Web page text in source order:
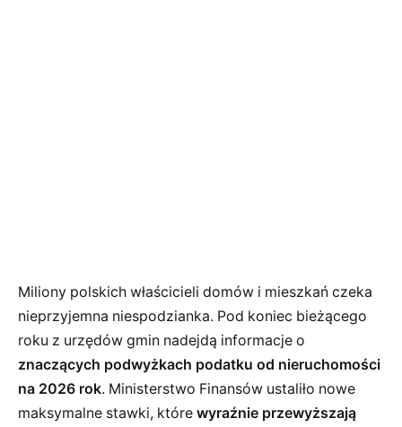
Miliony polskich właścicieli domów i mieszkań czeka
nieprzyjemna niespodzianka. Pod koniec bieżącego
roku z urzędów gmin nadejdą informacje o
znaczących podwyżkach podatku od nieruchomości
na 2026 rok. Ministerstwo Finansów ustaliło nowe
maksymalne stawki, które wyraźnie przewyższają